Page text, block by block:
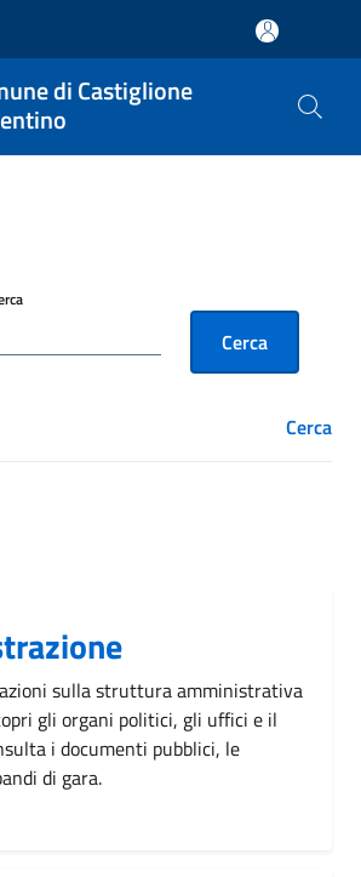
di Castiglione
Cerca
Cerca
sulla struttura amministrativa
gli organi politici, gli uffici e il
i documenti pubblici, le
di gara.